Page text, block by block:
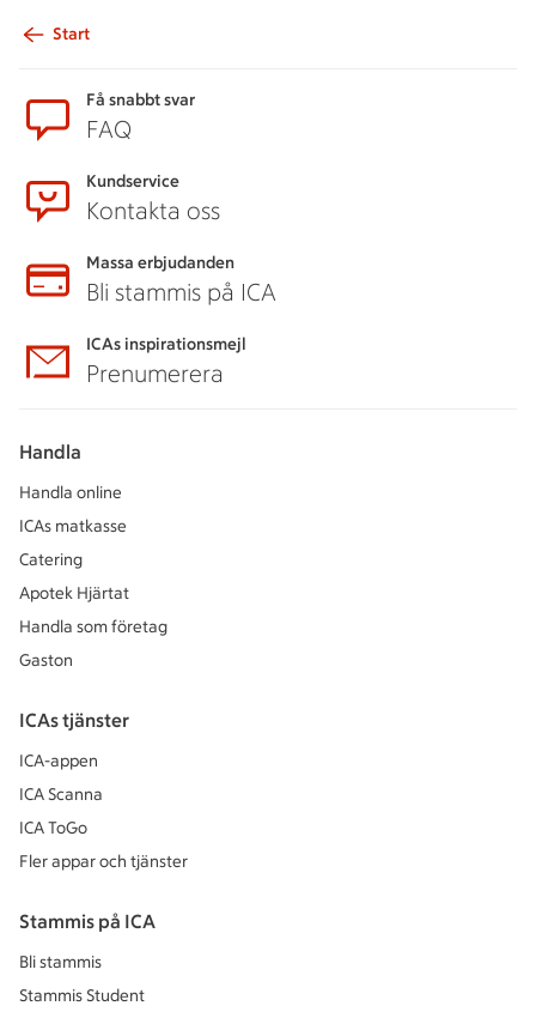
Start
Få snabbt svar
FAQ
Kundservice
Kontakta oss
Massa erbjudanden
Bli stammis på ICA
ICAs inspirationsmejl
Prenumerera
Handla
Handla online
ICAs matkasse
Catering
Apotek Hjärtat
Handla som företag
Gaston
ICAs tjänster
ICA-appen
ICA Scanna
ICA ToGo
Fler appar och tjänster
Stammis på ICA
Bli stammis
Stammis Student